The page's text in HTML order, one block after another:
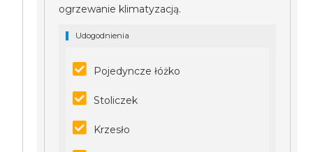
ogrzewanie klimatyzacją.
Udogodnienia
Pojedyncze łóżko
Stoliczek
Krzesło